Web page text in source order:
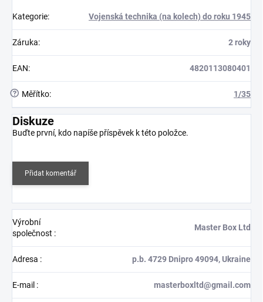
Kategorie: Vojenská technika (na kolech) do roku 1945
Záruka: 2 roky
EAN: 4820113080401
? Měřítko: 1/35
Diskuze
Buďte první, kdo napíše příspěvek k této položce.
Přidat komentář
Výrobní
společnost :
Master Box Ltd
Adresa : p.b. 4729 Dnipro 49094, Ukraine
E-mail : masterboxltd@gmail.com